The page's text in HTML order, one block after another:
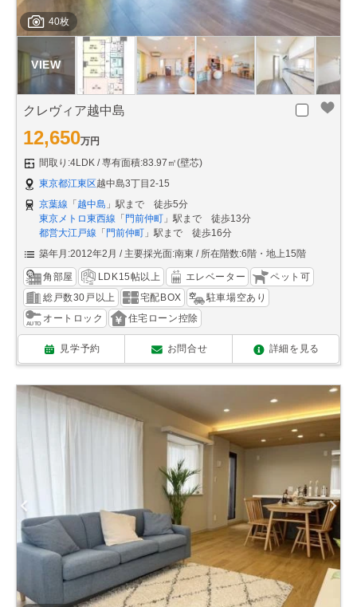
40枚
クレヴィア越中島
12,650万円
間取り:4LDK
専有面積:83.97㎡(壁芯)
東京都江東区越中島3丁目2-15
京葉線 「越中島 」駅まで 徒歩5分
東京メトロ東西線 「門前仲町 」駅まで 徒歩13分
都営大江戸線 「門前仲町 」駅まで 徒歩16分
築年月:2012年2月
主要採光面:南東 所在階数:6階・地上15階
角部屋 LDK15帖以上 エレベーター
ペット可
総戸数30戸以上
宅配BOX
駐車場空あり
オートロック
住宅ローン控除
見学予約 お問合せ 詳細を見る